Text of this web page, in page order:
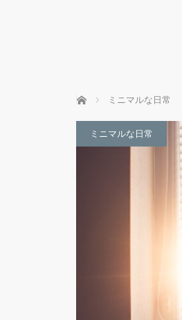
ホーム ミニマルな日常
ミニマルな日常